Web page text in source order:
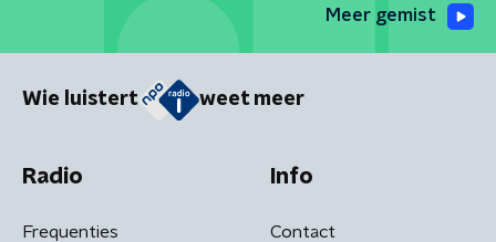
Meer gemist
Wie luistert weet meer
Radio
Frequenties
Info
Contact